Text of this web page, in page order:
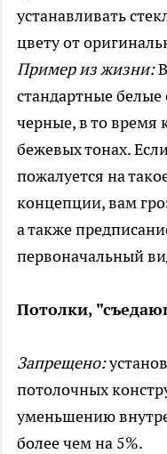
устанавливать
цвету от
Пример из жизни:
стандартные
черные, в то время
бежевых тонах.
пожалуется на
концепции, вам
а также
первоначальный
Потолки,
Запрещено:
потолочных
уменьшению
более чем на 5%.